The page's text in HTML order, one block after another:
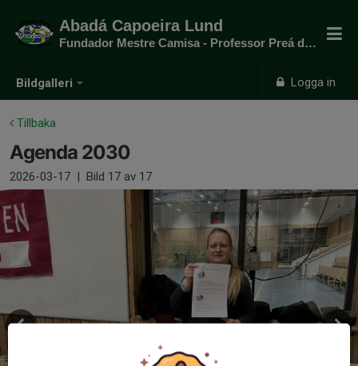
Bildgalleri Logga in
Abadá Capoeira Lund
Fundador Mestre Camisa - Professor Preá do mato
Tillbaka
Agenda 2030
2026-03-17 | Bild 17 av 17